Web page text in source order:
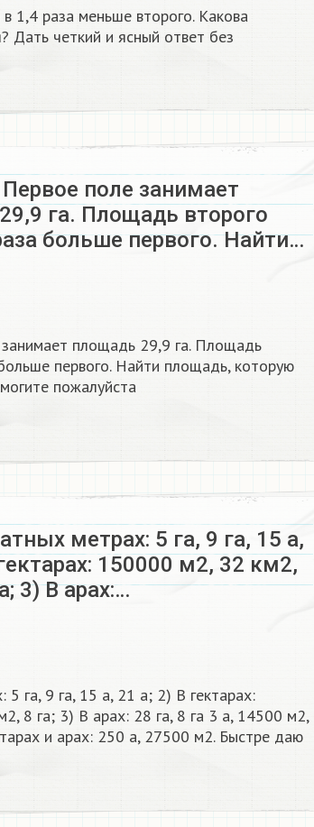
1,4 раза меньше второго. Какова
Дать четкий и ясный ответ без
поле занимает
га. Площадь второго
больше первого. Найти…
площадь 29,9 га. Площадь
первого. Найти площадь, которую
пожалуйста
метрах: 5 га, 9 га, 15 а,
150000 м2, 32 км2,
3) В арах:…
га, 9 га, 15 а, 21 а; 2) В гектарах:
8 га; 3) В арах: 28 га, 8 га 3 а, 14500 м2,
и арах: 250 а, 27500 м2. Быстре даю